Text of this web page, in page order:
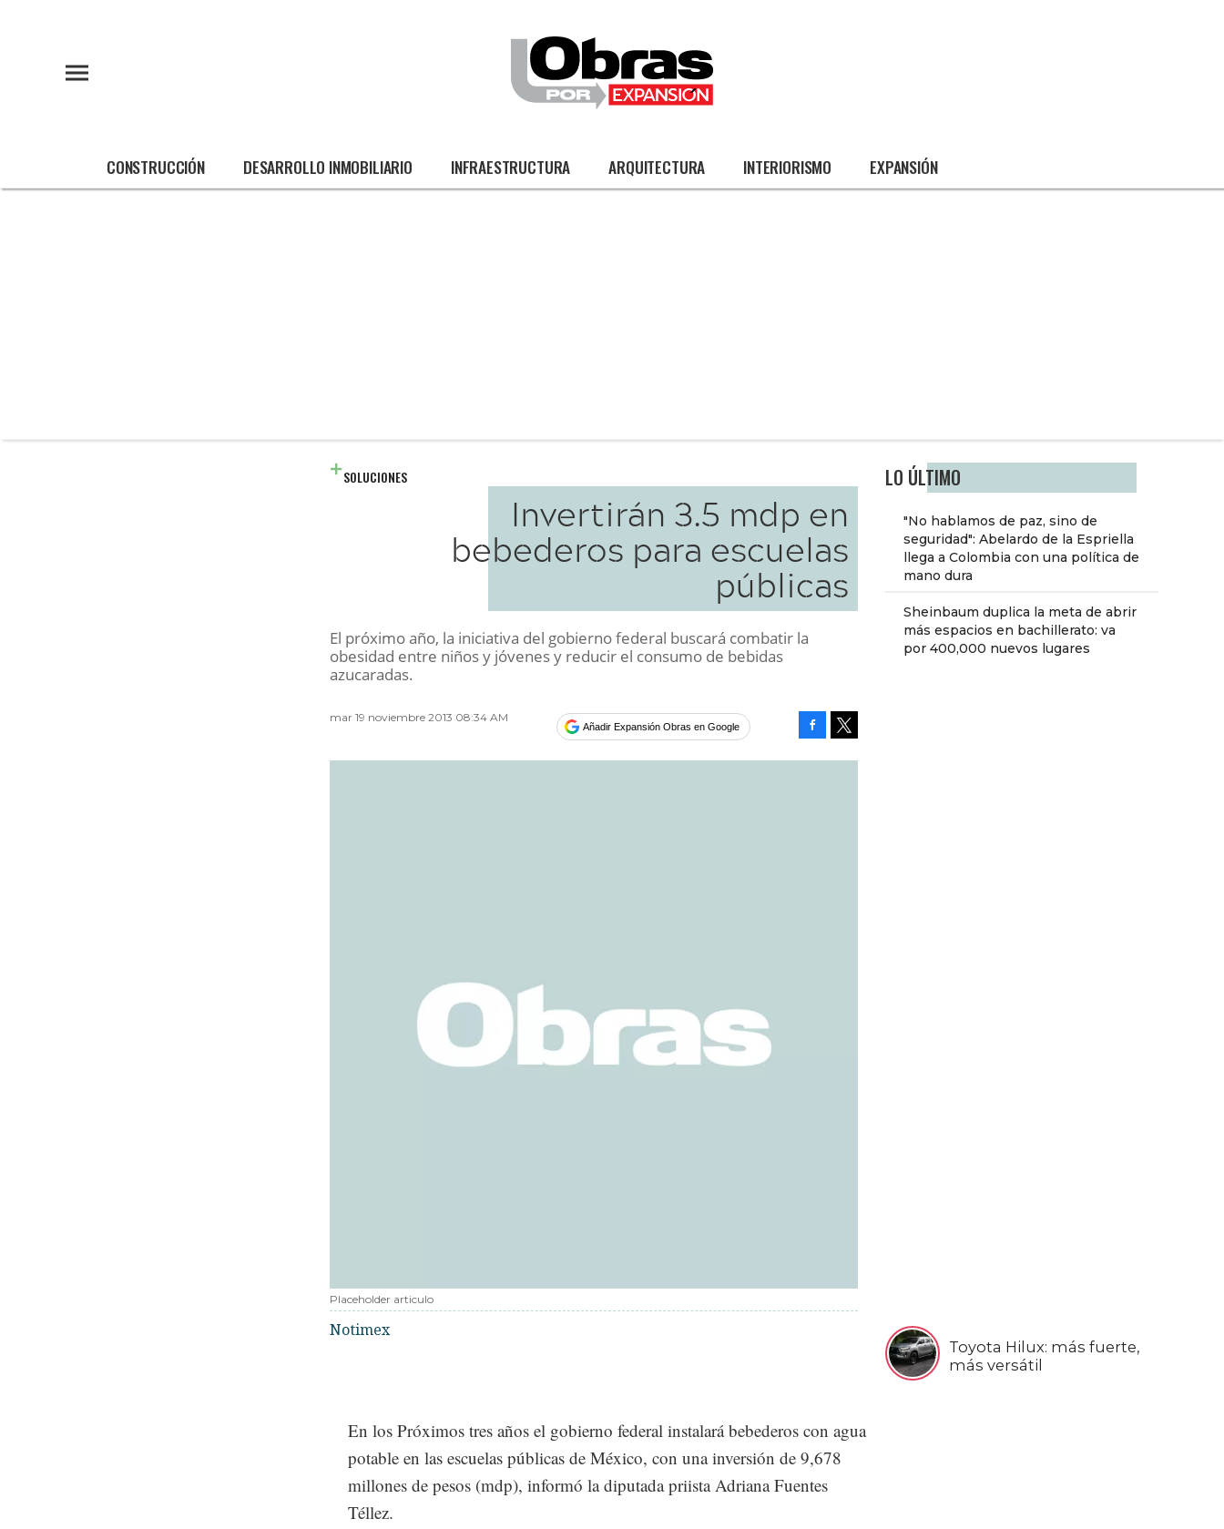
CONSTRUCCIÓN DESARROLLO INMOBILIARIO INFRAESTRUCTURA ARQUITECTURA INTERIORISMO EXPANSIÓN
LO ÚLTIMO
"No hablamos de paz, sino de
seguridad": Abelardo de la Espriella
llega a Colombia con una política de
mano dura
Sheinbaum duplica la meta de abrir
más espacios en bachillerato: va
por 400,000 nuevos lugares
Toyota Hilux: más fuerte,
más versátil
SOLUCIONES
Invertirán 3.5 mdp en
bebederos para escuelas
públicas
El próximo año, la iniciativa del gobierno federal buscará combatir la
obesidad entre niños y jóvenes y reducir el consumo de bebidas
azucaradas.
mar 19 noviembre 2013 08:34 AM
Añadir Expansión Obras en Google
Placeholder articulo
Notimex
En los Próximos tres años el gobierno federal instalará bebederos con agua
potable en las escuelas públicas de México, con una inversión de 9,678
millones de pesos (mdp), informó la diputada priista Adriana Fuentes
Téllez.